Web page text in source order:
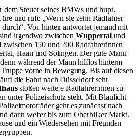
dem Steuer seines BMWs und hupt.
und ruft: „Wenn sie zehn Radfahrer
Von hinten antwortet jemand mit
irgendwo zwischen Wuppertal und
zwischen 150 und 200 Radfahrerinnen
Haan und Solingen. Der gute Mann
während der Mann hilflos hinterm
vorne in Bewegung. Bis auf diesen
die Fahrt nach Düsseldorf sehr
stoßen weitere RadfahrerInnen zu
unter Polizeischutz steht. Mit Blaulicht
geht es zunächst nach
dann weiter bis zum Oberbilker Markt.
und ein Wiedersehen mit Freunden